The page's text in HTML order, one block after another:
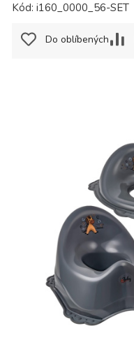
Kód: i160_0000_56-SET
Do oblíbených